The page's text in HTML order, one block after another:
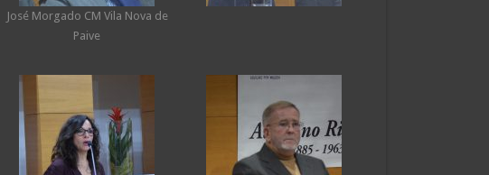
José Morgado CM Vila Nova de
Paive